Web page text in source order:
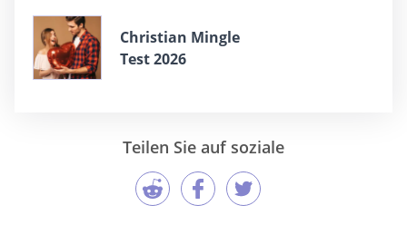
Christian Mingle
Test 2026
Teilen Sie auf soziale